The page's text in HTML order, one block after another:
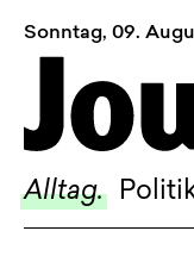
Sonntag, 09.
Alltag.